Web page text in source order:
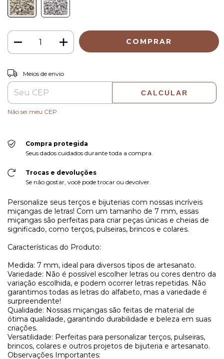
Entregas para o CEP:
Meios de envio
CALCULAR
Não sei meu CEP
Compra protegida
Seus dados cuidados durante toda a compra.
Trocas e devoluções
Se não gostar, você pode trocar ou devolver.
Personalize seus terços e bijuterias com nossas incríveis
miçangas de letras! Com um tamanho de 7 mm, essas
miçangas são perfeitas para criar peças únicas e cheias de
significado, como terços, pulseiras, brincos e colares.
Características do Produto:
Medida: 7 mm, ideal para diversos tipos de artesanato.
Variedade: Não é possível escolher letras ou cores dentro da
variação escolhida, e podem ocorrer letras repetidas. Não
garantimos todas as letras do alfabeto, mas a variedade é
surpreendente!
Qualidade: Nossas miçangas são feitas de material de
ótima qualidade, garantindo durabilidade e beleza em suas
criações.
Versatilidade: Perfeitas para personalizar terços, pulseiras,
brincos, colares e outros projetos de bijuteria e artesanato.
Observações Importantes: